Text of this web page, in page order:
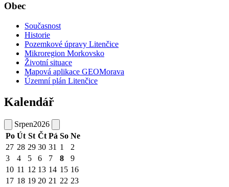
Obec
Současnost
Historie
Pozemkové úpravy Litenčice
Mikroregion Morkovsko
Životní situace
Mapová aplikace GEOMorava
Územní plán Litenčice
Kalendář
Srpen2026
Po Út St Čt Pá So Ne
27 28 29 30 31 1
2
3
4 5 6 7 8
9
10 11 12 13 14 15 16
17 18 19 20 21 22 23